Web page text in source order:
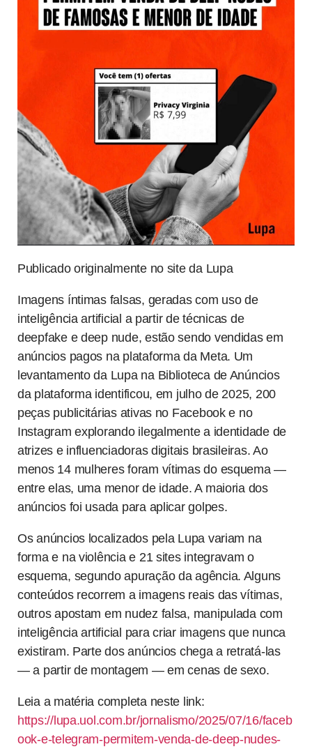
Publicado originalmente no site da Lupa
Imagens íntimas falsas, geradas com uso de
inteligência artificial a partir de técnicas de
deepfake e deep nude, estão sendo vendidas em
anúncios pagos na plataforma da Meta. Um
levantamento da Lupa na Biblioteca de Anúncios
da plataforma identificou, em julho de 2025, 200
peças publicitárias ativas no Facebook e no
Instagram explorando ilegalmente a identidade de
atrizes e influenciadoras digitais brasileiras. Ao
menos 14 mulheres foram vítimas do esquema —
entre elas, uma menor de idade. A maioria dos
anúncios foi usada para aplicar golpes.
Os anúncios localizados pela Lupa variam na
forma e na violência e 21 sites integravam o
esquema, segundo apuração da agência. Alguns
conteúdos recorrem a imagens reais das vítimas,
outros apostam em nudez falsa, manipulada com
inteligência artificial para criar imagens que nunca
existiram. Parte dos anúncios chega a retratá-las
— a partir de montagem — em cenas de sexo.
Leia a matéria completa neste link:
https://lupa.uol.com.br/jornalismo/2025/07/16/faceb
ook-e-telegram-permitem-venda-de-deep-nudes-